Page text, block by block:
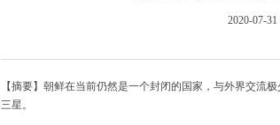
2020-07-31
【摘要】朝鲜在当前仍然是一个封闭的国家，与外界交流
三星。